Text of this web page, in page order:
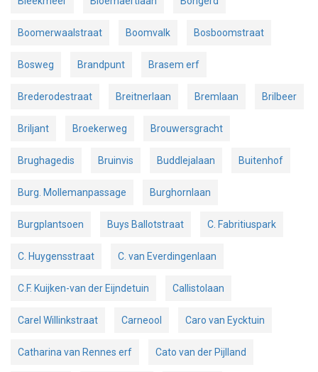
Boomerwaalstraat Boomvalk Bosboomstraat
Bosweg Brandpunt Brasem erf
Brederodestraat Breitnerlaan Bremlaan Brilbeer
Briljant Broekerweg Brouwersgracht
Brughagedis Bruinvis Buddlejalaan Buitenhof
Burg. Mollemanpassage Burghornlaan
Burgplantsoen Buys Ballotstraat C. Fabritiuspark
C. Huygensstraat C. van Everdingenlaan
C.F. Kuijken-van der Eijndetuin Callistolaan
Carel Willinkstraat Carneool Caro van Eycktuin
Catharina van Rennes erf Cato van der Pijlland